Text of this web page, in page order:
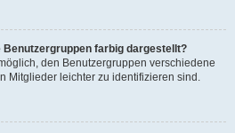
farbig dargestellt?
den Benutzergruppen verschiedene
Mitglieder leichter zu identifizieren sind.